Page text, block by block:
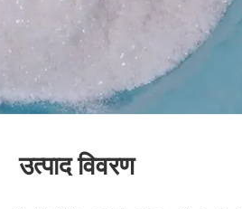
उत्पाद विवरण